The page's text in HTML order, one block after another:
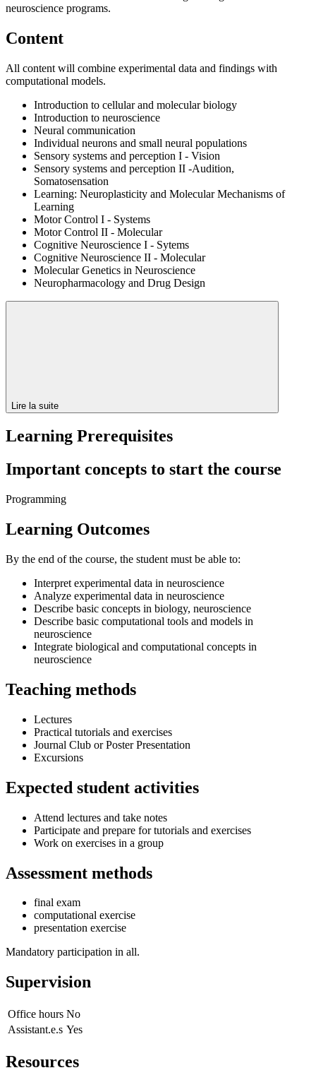
neuroscience programs.
Content
All content will combine experimental data and findings with
computational models.
Introduction to cellular and molecular biology
Introduction to neuroscience
Neural communication
Individual neurons and small neural populations
Sensory systems and perception I - Vision
Sensory systems and perception II -Audition,
Somatosensation
Learning: Neuroplasticity and Molecular Mechanisms of
Learning
Motor Control I - Systems
Motor Control II - Molecular
Cognitive Neuroscience I - Sytems
Cognitive Neuroscience II - Molecular
Molecular Genetics in Neuroscience
Neuropharmacology and Drug Design
Lire la suite
Learning Prerequisites
Important concepts to start the course
Programming
Learning Outcomes
By the end of the course, the student must be able to:
Interpret experimental data in neuroscience
Analyze experimental data in neuroscience
Describe basic concepts in biology, neuroscience
Describe basic computational tools and models in
neuroscience
Integrate biological and computational concepts in
neuroscience
Teaching methods
Lectures
Practical tutorials and exercises
Journal Club or Poster Presentation
Excursions
Expected student activities
Attend lectures and take notes
Participate and prepare for tutorials and exercises
Work on exercises in a group
Assessment methods
final exam
computational exercise
presentation exercise
Mandatory participation in all.
Supervision
Office hours No
Assistant.e.s Yes
Resources